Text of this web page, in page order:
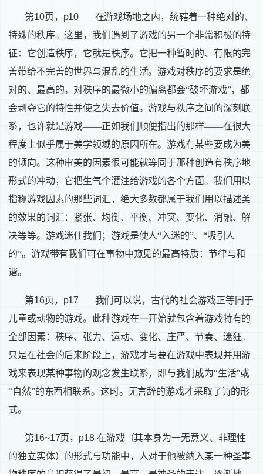
第10页， p10 在游戏场地之内，统辖着一种绝对的、
特殊的秩序。这里，我们遇到了游戏的另一个非常积极的特
征：它创造秩序，它就是秩序。它把一种暂时的、有限的完
善带给不完善的世界与混乱的生活。游戏对秩序的要求是绝
对的、最高的。对秩序的最微小的偏离都会“破坏游戏”，都
会剥夺它的特性并使之失去价值。游戏与秩序之间的深刻联
系，也许就是游戏——正如我们顺便指出的那样——在很大
程度上似乎属于美学领域的原因所在。游戏有某些要成为美
的倾向。这种审美的因素很可能就等同于那种创造有秩序地
形式的冲动，它把生气个灌注给游戏的各个方面。我们用以
指称游戏因素的那些词汇，绝大多数都属于我们用以描述美
的效果的词汇：紧张、均衡、平衡、冲突、变化、消融、解
决等等。游戏迷住我们；游戏是使人“入迷的”、“吸引人
的”。游戏带有我们可在事物中窥见的最高特质：节律与和
谐。
第16页， p17 我们可以说，古代的社会游戏正等同于
儿童或动物的游戏。此种游戏在一开始就包含着游戏特有的
全部因素：秩序、张力、运动、变化、庄严、节奏、迷狂。
只是在社会的后来阶段上，游戏才与要在游戏中表现并用游
戏来表现某种事物的观念发生联系，即与我们成为“生活”或
“自然”的东西相联系。这时。无言辞的游戏才采取了诗的形
式。
第16~17页， p18 在游戏（其本身为一无意义、非理性
的独立实体）的形式与功能中，人对于他被纳入某一种圣事